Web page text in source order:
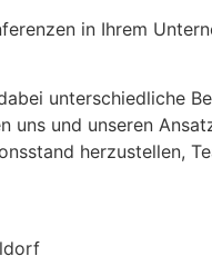
in Ihrem
unterschiedliche
uns und unseren
herzustellen,